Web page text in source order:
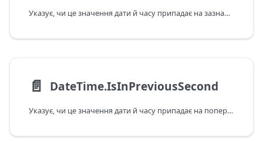
Указує, чи це значення дати й часу припадає на зазначений у секундах попередній інтервал відповідно до поточних дати та часу в системі. Зверніть увагу: якщо передане значення припадає на поточну секунду, ця функція повертає відповідь False.
📄️ DateTime.IsInPreviousSecond
Указує, чи це значення дати й часу припадає на попередню секунду відповідно до поточних дати та часу в системі. Зверніть увагу: якщо передане значення припадає на поточну секунду, ця функція повертає відповідь False.